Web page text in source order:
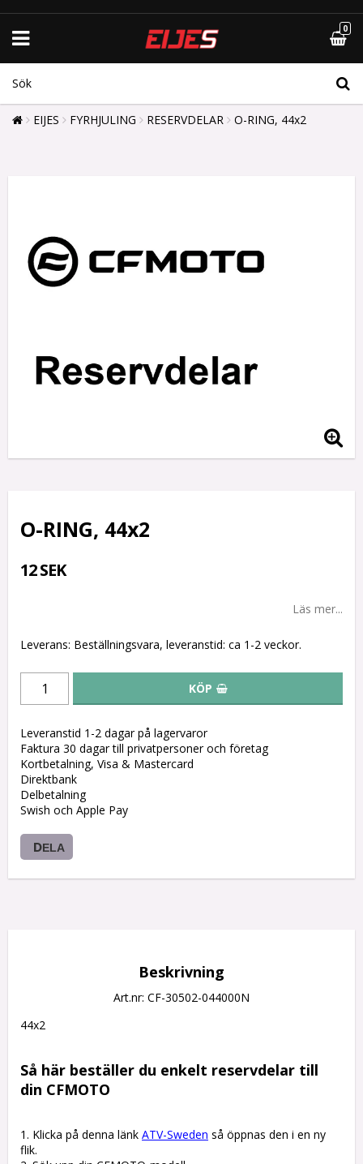
0
EIJES FYRHJULING RESERVDELAR O-RING, 44x2
O-RING, 44x2
12 SEK
Läs mer...
Leverans: Beställningsvara, leveranstid: ca 1-2 veckor.
KÖP
Leveranstid 1-2 dagar på lagervaror
Faktura 30 dagar till privatpersoner och företag
Kortbetalning, Visa & Mastercard
Direktbank
Delbetalning
Swish och Apple Pay
DELA
Beskrivning
Art.nr: CF-30502-044000N
44x2
Så här beställer du enkelt reservdelar till
din CFMOTO
1. Klicka på denna länk ATV-Sweden så öppnas den i en ny
flik.